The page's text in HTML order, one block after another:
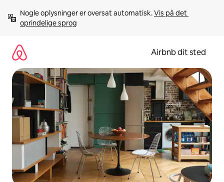
videre
Nogle oplysninger er oversat automatisk. Vis på det
oprindelige sprog
Airbnb dit sted